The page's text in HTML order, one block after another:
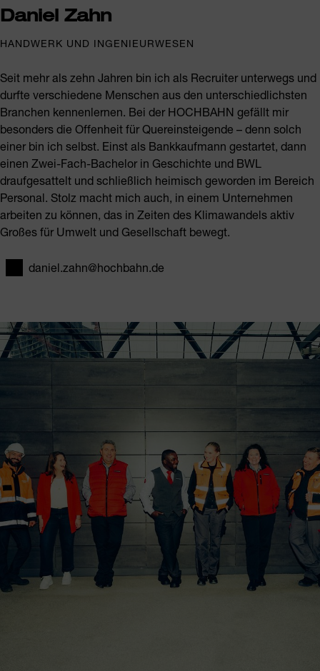
Daniel Zahn
HANDWERK UND INGENIEURWESEN
Seit mehr als zehn Jahren bin ich als Recruiter unterwegs und
durfte verschiedene Menschen aus den unterschiedlichsten
Branchen kennenlernen. Bei der HOCHBAHN gefällt mir
besonders die Offenheit für Quereinsteigende – denn solch
einer bin ich selbst. Einst als Bankkaufmann gestartet, dann
einen Zwei-Fach-Bachelor in Geschichte und BWL
draufgesattelt und schließlich heimisch geworden im Bereich
Personal. Stolz macht mich auch, in einem Unternehmen
arbeiten zu können, das in Zeiten des Klimawandels aktiv
Großes für Umwelt und Gesellschaft bewegt.
E-Mail
daniel.zahn@hochbahn.de